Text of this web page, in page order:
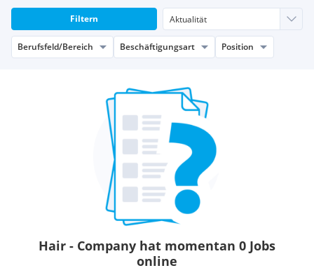
Filtern
Berufsfeld/Bereich Beschäftigungsart Position
Hair - Company hat momentan 0 Jobs
online